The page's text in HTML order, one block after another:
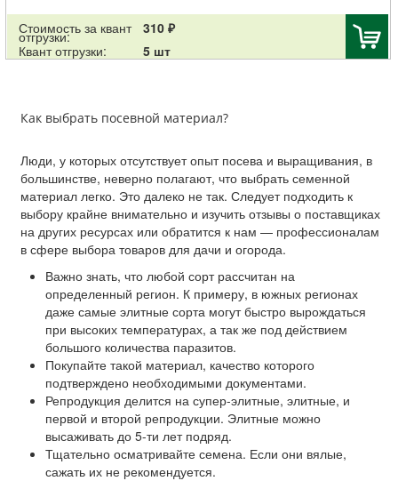
Стоимость за квант
отгрузки:
310 ₽
Квант отгрузки:
5 шт
Как выбрать посевной материал?
Люди, у которых отсутствует опыт посева и выращивания, в
большинстве, неверно полагают, что выбрать семенной
материал легко. Это далеко не так. Следует подходить к
выбору крайне внимательно и изучить отзывы о поставщиках
на других ресурсах или обратится к нам — профессионалам
в сфере выбора товаров для дачи и огорода.
Важно знать, что любой сорт рассчитан на
определенный регион. К примеру, в южных регионах
даже самые элитные сорта могут быстро вырождаться
при высоких температурах, а так же под действием
большого количества паразитов.
Покупайте такой материал, качество которого
подтверждено необходимыми документами.
Репродукция делится на супер-элитные, элитные, и
первой и второй репродукции. Элитные можно
высаживать до 5-ти лет подряд.
Тщательно осматривайте семена. Если они вялые,
сажать их не рекомендуется.